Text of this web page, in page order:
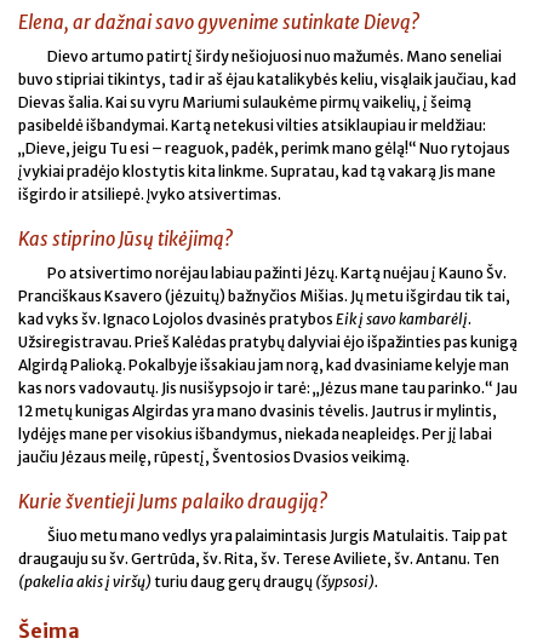
Elena, ar dažnai savo gyvenime sutinkate Dievą?
Dievo artumo patirtį širdy nešiojuosi nuo mažumės. Mano seneliai
buvo stipriai tikintys, tad ir aš ėjau katalikybės keliu, visąlaik jaučiau, kad
Dievas šalia. Kai su vyru Mariumi sulaukėme pirmų vaikelių, į šeimą
pasibeldė išbandymai. Kartą netekusi vilties atsiklaupiau ir meldžiau:
„Dieve, jeigu Tu esi – reaguok, padėk, perimk mano gėlą!“ Nuo rytojaus
įvykiai pradėjo klostytis kita linkme. Supratau, kad tą vakarą Jis mane
išgirdo ir atsiliepė. Įvyko atsivertimas.
Kas stiprino Jūsų tikėjimą?
Po atsivertimo norėjau labiau pažinti Jėzų. Kartą nuėjau į Kauno Šv.
Pranciškaus Ksavero (jėzuitų) bažnyčios Mišias. Jų metu išgirdau tik tai,
kad vyks šv. Ignaco Lojolos dvasinės pratybos Eik į savo kambarėlį.
Užsiregistravau. Prieš Kalėdas pratybų dalyviai ėjo išpažinties pas kunigą
Algirdą Palioką. Pokalbyje išsakiau jam norą, kad dvasiniame kelyje man
kas nors vadovautų. Jis nusišypsojo ir tarė: „Jėzus mane tau parinko.“ Jau
12 metų kunigas Algirdas yra mano dvasinis tėvelis. Jautrus ir mylintis,
lydėjęs mane per visokius išbandymus, niekada neapleidęs. Per jį labai
jaučiu Jėzaus meilę, rūpestį, Šventosios Dvasios veikimą.
Kurie šventieji Jums palaiko draugiją?
Šiuo metu mano vedlys yra palaimintasis Jurgis Matulaitis. Taip pat
draugauju su šv. Gertrūda, šv. Rita, šv. Terese Aviliete, šv. Antanu. Ten
(pakelia akis į viršų) turiu daug gerų draugų (šypsosi).
Šeima